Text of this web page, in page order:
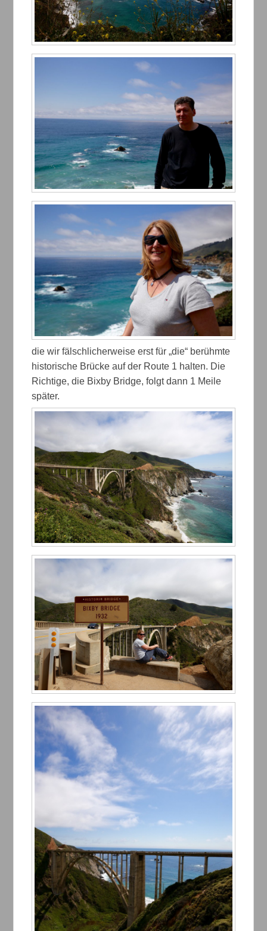
die wir fälschlicherweise erst für „die“ berühmte
historische Brücke auf der Route 1 halten. Die
Richtige, die Bixby Bridge, folgt dann 1 Meile
später.